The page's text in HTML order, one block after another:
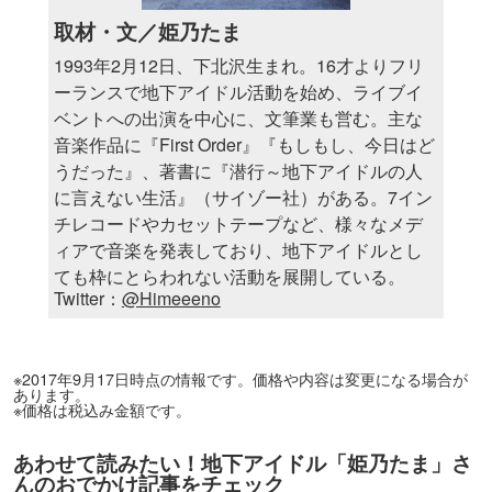
取材・文／姫乃たま
1993年2月12日、下北沢生まれ。16才よりフリ
ーランスで地下アイドル活動を始め、ライブイ
ベントへの出演を中心に、文筆業も営む。主な
音楽作品に『First Order』『もしもし、今日はど
うだった』、著書に『潜行～地下アイドルの人
に言えない生活』（サイゾー社）がある。7イン
チレコードやカセットテープなど、様々なメデ
ィアで音楽を発表しており、地下アイドルとし
ても枠にとらわれない活動を展開している。
Twitter： @Himeeeno
※2017年9月17日時点の情報です。価格や内容は変更になる場合が
あります。
※価格は税込み金額です。
あわせて読みたい！地下アイドル「姫乃たま」さ
んのおでかけ記事をチェック